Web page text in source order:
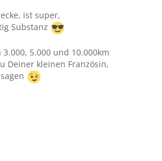
ist super,
Substanz
5.000 und 10.000km
Deiner kleinen Französin,